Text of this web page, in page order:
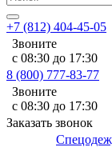
+7 (812) 404-45-05
Звоните
с 08:30 до 17:30
8 (800) 777-83-77
Звоните
с 08:30 до 17:30
Заказать звонок